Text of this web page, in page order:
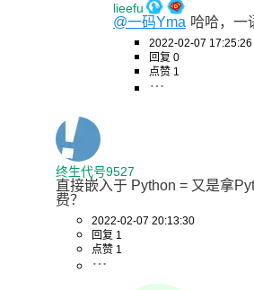
lieefu
@一码Yma 哈哈，一
2022-02-07 17:25:26
回复 0
点赞 1
终生代号9527
直接嵌入于 Python = 又是拿
费？
2022-02-07 20:13:30
回复 1
点赞 1